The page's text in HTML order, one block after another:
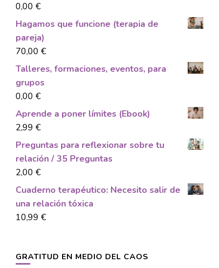
0,00 €
Hagamos que funcione (terapia de
pareja)
70,00 €
Talleres, formaciones, eventos, para
grupos
0,00 €
Aprende a poner límites (Ebook)
2,99 €
Preguntas para reflexionar sobre tu
relación / 35 Preguntas
2,00 €
Cuaderno terapéutico: Necesito salir de
una relación tóxica
10,99 €
GRATITUD EN MEDIO DEL CAOS